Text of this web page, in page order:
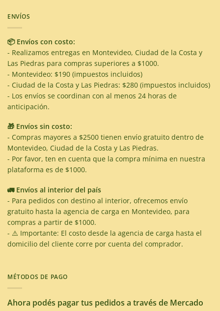
ENVÍOS
📦 Envíos con costo:
- Realizamos entregas en Montevideo, Ciudad de la Costa y
Las Piedras para compras superiores a $1000.
- Montevideo: $190 (impuestos incluidos)
- Ciudad de la Costa y Las Piedras: $280 (impuestos incluidos)
- Los envíos se coordinan con al menos 24 horas de
anticipación.
🎁 Envíos sin costo:
- Compras mayores a $2500 tienen envío gratuito dentro de
Montevideo, Ciudad de la Costa y Las Piedras.
- Por favor, ten en cuenta que la compra mínima en nuestra
plataforma es de $1000.
🚛 Envíos al interior del país
- Para pedidos con destino al interior, ofrecemos envío
gratuito hasta la agencia de carga en Montevideo, para
compras a partir de $1000.
- ⚠️ Importante: El costo desde la agencia de carga hasta el
domicilio del cliente corre por cuenta del comprador.
MÉTODOS DE PAGO
Ahora podés pagar tus pedidos a través de Mercado